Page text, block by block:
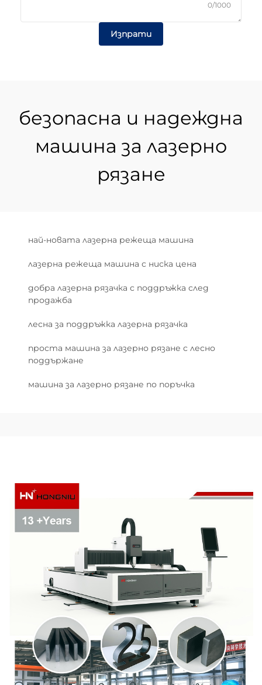
0/1000
Изпрати
безопасна и надеждна
машина за лазерно
рязане
най-новата лазерна режеща машина
лазерна режеща машина с ниска цена
добра лазерна рязачка с поддръжка след
продажба
лесна за поддръжка лазерна рязачка
проста машина за лазерно рязане с лесно
поддържане
машина за лазерно рязане по поръчка